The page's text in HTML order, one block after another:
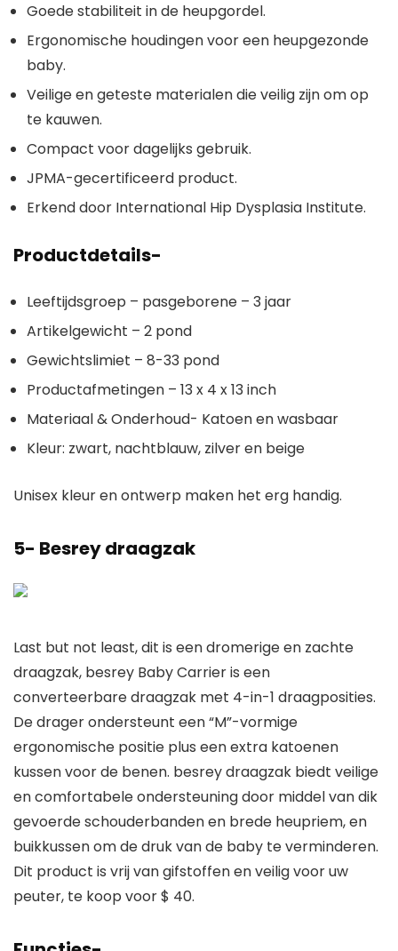
Goede stabiliteit in de heupgordel.
Ergonomische houdingen voor een heupgezonde
baby.
Veilige en geteste materialen die veilig zijn om op
te kauwen.
Compact voor dagelijks gebruik.
JPMA-gecertificeerd product.
Erkend door International Hip Dysplasia Institute.
Productdetails-
Leeftijdsgroep – pasgeborene – 3 jaar
Artikelgewicht – 2 pond
Gewichtslimiet – 8-33 pond
Productafmetingen – 13 x 4 x 13 inch
Materiaal & Onderhoud- Katoen en wasbaar
Kleur: zwart, nachtblauw, zilver en beige
Unisex kleur en ontwerp maken het erg handig.
5- Besrey draagzak
Last but not least, dit is een dromerige en zachte
draagzak, besrey Baby Carrier is een
converteerbare draagzak met 4-in-1 draagposities.
De drager ondersteunt een “M”-vormige
ergonomische positie plus een extra katoenen
kussen voor de benen. besrey draagzak biedt veilige
en comfortabele ondersteuning door middel van dik
gevoerde schouderbanden en brede heupriem, en
buikkussen om de druk van de baby te verminderen.
Dit product is vrij van gifstoffen en veilig voor uw
peuter, te koop voor $ 40.